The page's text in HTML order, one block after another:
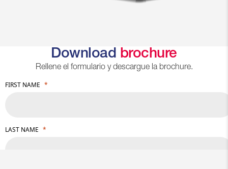
Download brochure
Rellene el formulario y descargue la brochure.